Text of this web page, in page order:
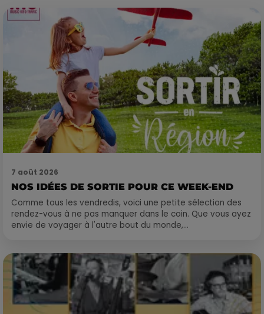
7 août 2026
NOS IDÉES DE SORTIE POUR CE WEEK-END
Comme tous les vendredis, voici une petite sélection des
rendez-vous à ne pas manquer dans le coin. Que vous ayez
envie de voyager à l'autre bout du monde,...